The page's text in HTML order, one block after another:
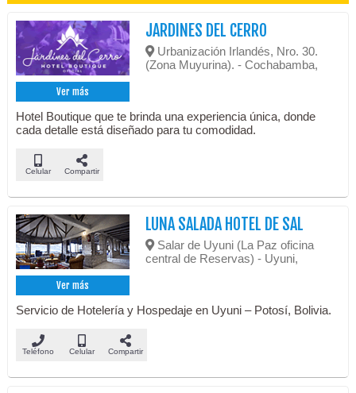
Ver más
JARDINES DEL CERRO
Urbanización Irlandés, Nro. 30.
(Zona Muyurina). - Cochabamba,
Hotel Boutique que te brinda una experiencia única, donde
cada detalle está diseñado para tu comodidad.
Celular Compartir
Ver más
LUNA SALADA HOTEL DE SAL
Salar de Uyuni (La Paz oficina
central de Reservas) - Uyuni,
Servicio de Hotelería y Hospedaje en Uyuni – Potosí, Bolivia.
Teléfono Celular Compartir